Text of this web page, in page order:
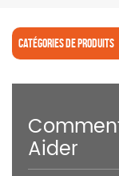
CATÉGORIES DE PRODUITS
Aider